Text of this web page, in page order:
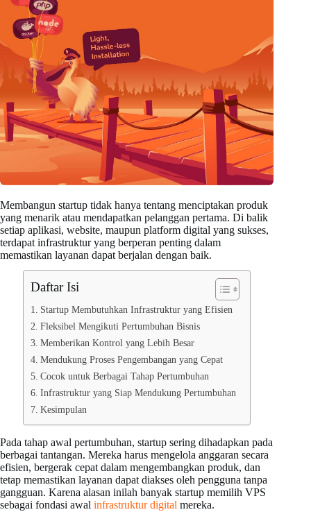
Membangun startup tidak hanya tentang menciptakan produk
yang menarik atau mendapatkan pelanggan pertama. Di balik
setiap aplikasi, website, maupun platform digital yang sukses,
terdapat infrastruktur yang berperan penting dalam
memastikan layanan dapat berjalan dengan baik.
Daftar Isi
Startup Membutuhkan Infrastruktur yang Efisien
Fleksibel Mengikuti Pertumbuhan Bisnis
Memberikan Kontrol yang Lebih Besar
Mendukung Proses Pengembangan yang Cepat
Cocok untuk Berbagai Tahap Pertumbuhan
Infrastruktur yang Siap Mendukung Pertumbuhan
Kesimpulan
Pada tahap awal pertumbuhan, startup sering dihadapkan pada
berbagai tantangan. Mereka harus mengelola anggaran secara
efisien, bergerak cepat dalam mengembangkan produk, dan
tetap memastikan layanan dapat diakses oleh pengguna tanpa
gangguan. Karena alasan inilah banyak startup memilih VPS
sebagai fondasi awal infrastruktur digital mereka.